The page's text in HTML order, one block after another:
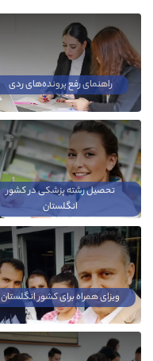
راهنمای رفع پرونده‌های ردی
تحصیل رشته پزشکی در کشور
انگلستان
ویزای همراه برای کشور انگلستان